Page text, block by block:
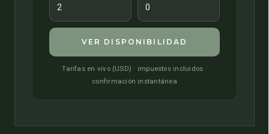
VER DISPONIBILIDAD
Tarifas en vivo (USD) · impuestos incluidos ·
confirmación instantánea